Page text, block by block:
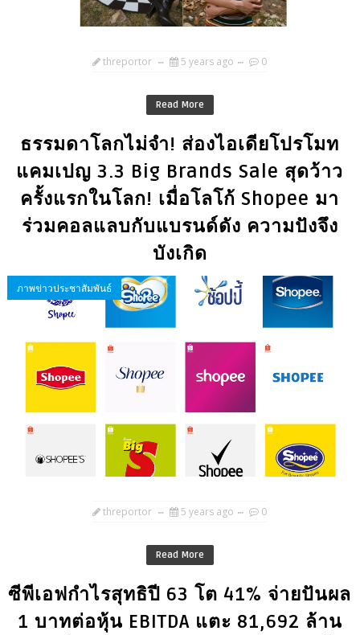
threportor 5 years ago 0
Read More
ธรรมดาโลกไม่จำ! ส่องไอเดียโปรโมท
แคมเปญ 3.3 Big Brands Sale สุดว้าว
ครั้งแรกในโลก! เมื่อโลโก้ Shopee มา
ร่วมคอลแลบกับแบรนด์ดัง ความปังจึง
บังเกิด
ภาพข่าวประชาสัมพันธ์
threportor 5 years ago 0
Read More
ซีพีเอฟกำไรสุทธิปี 63 โต 41% จ่ายปันผล
1 บาทต่อหุ้น EBITDA แตะ 81,692 ล้าน